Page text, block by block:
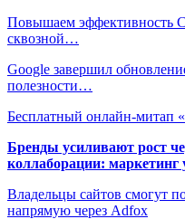
Повышаем эффективность
сквозной…
Google завершил
полезности…
Бесплатный онлайн-митап
Бренды усиливают рост
коллаборации: маркетинг
Владельцы сайтов смогут
напрямую через Adfox